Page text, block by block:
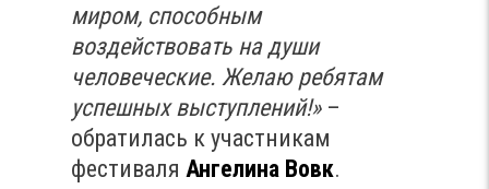
миром, способным
воздействовать на души
человеческие. Желаю ребятам
успешных выступлений!»–
обратилась к участникам
фестиваля Ангелина Вовк.